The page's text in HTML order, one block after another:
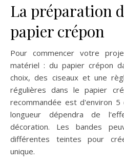
La préparation
papier crépon
Pour commencer votre
matériel : du papier crépon
choix, des ciseaux et une
régulières dans le papier
recommandée est d'environ
longueur dépendra de
décoration. Les bandes
différentes teintes pour
unique.